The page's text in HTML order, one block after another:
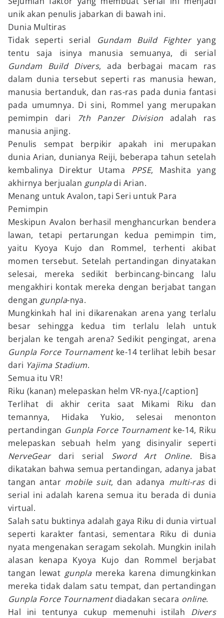
unik akan penulis jabarkan di bawah ini.
Dunia Multiras
Tidak seperti serial
Gundam Build Fighteryang
tentu saja isinya manusia semuanya, di serial
Gundam Build Divers, ada berbagai macam ras
dalam dunia tersebut seperti ras manusia hewan,
manusia bertanduk, dan ras-ras pada dunia fantasi
pada umumnya. Di sini, Rommel yang merupakan
pemimpin dari
7th Panzer Division adalah ras
manusia anjing.
Penulis sempat berpikir apakah ini merupakan
dunia Arian, dunianya Reiji, beberapa tahun setelah
kembalinya Direktur Utama PPSE, Mashita yang
akhirnya berjualan gunpladi Arian.
Menang untuk Avalon, tapi Seri untuk Para
Pemimpin
Meskipun Avalon berhasil menghancurkan bendera
lawan, tetapi pertarungan kedua pemimpin tim,
yaitu Kyoya Kujo dan Rommel, terhenti akibat
momen tersebut. Setelah pertandingan dinyatakan
selesai, mereka sedikit berbincang-bincang lalu
mengakhiri kontak mereka dengan berjabat tangan
dengan gunpla-nya.
Mungkinkah hal ini dikarenakan arena yang terlalu
besar sehingga kedua tim terlalu lelah untuk
berjalan ke tengah arena? Sedikit pengingat, arena
Gunpla Force Tournament ke-14 terlihat lebih besar
dari Yajima Stadium.
Semua itu VR!
Riku (kanan) melepaskan helm VR-nya.[/caption]
Terlihat di akhir cerita saat Mikami Riku dan
temannya, Hidaka Yukio, selesai menonton
pertandingan Gunpla Force Tournament ke-14, Riku
melepaskan sebuah helm yang disinyalir seperti
NerveGeardari serial Sword Art Online. Bisa
dikatakan bahwa semua pertandingan, adanya jabat
tangan antar mobile suit, dan adanya multi-ras di
serial ini adalah karena semua itu berada di dunia
virtual.
Salah satu buktinya adalah gaya Riku di dunia virtual
seperti karakter fantasi, sementara Riku di dunia
nyata mengenakan seragam sekolah. Mungkin inilah
alasan kenapa Kyoya Kujo dan Rommel berjabat
tangan lewat gunpla mereka karena dimungkinkan
mereka tidak dalam satu tempat, dan pertandingan
Gunpla Force Tournamentdiadakan secara online.
Hal ini tentunya cukup memenuhi istilah Divers